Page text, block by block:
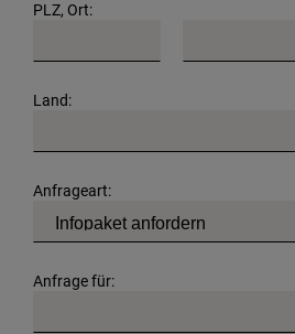
PLZ, Ort:
Land:
Anfrageart:
Anfrage für: